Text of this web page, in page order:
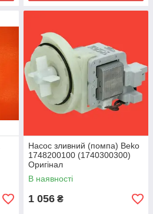
Насос зливний (помпа) Beko
1748200100 (1740300300)
Оригінал
В наявності
1 056 ₴